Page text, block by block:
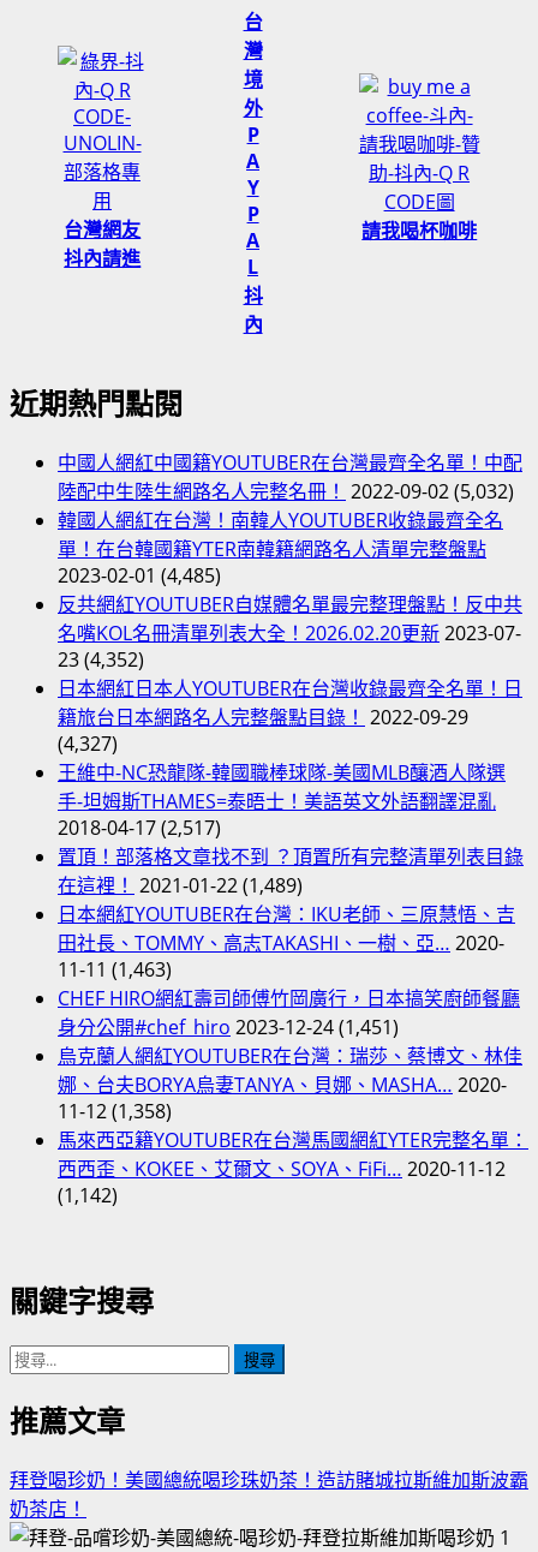
台灣網友
抖內請進
台
灣
境
外
P
A
Y
P
A
L
抖
內
請我喝杯咖啡
近期熱門點閱
中國人網紅中國籍YOUTUBER在台灣最齊全名單！中配
陸配中生陸生網路名人完整名冊！ 2022-09-02(5,032)
韓國人網紅在台灣！南韓人YOUTUBER收錄最齊全名
單！在台韓國籍YTER南韓籍網路名人清單完整盤點
2023-02-01 (4,485)
反共網紅YOUTUBER自媒體名單最完整理盤點！反中共
名嘴KOL名冊清單列表大全！2026.02.20更新2023-07-
23(4,352)
日本網紅日本人YOUTUBER在台灣收錄最齊全名單！日
籍旅台日本網路名人完整盤點目錄！ 2022-09-29
(4,327)
王維中-NC恐龍隊-韓國職棒球隊-美國MLB釀酒人隊選
手-坦姆斯THAMES=泰晤士！美語英文外語翻譯混亂
2018-04-17(2,517)
置頂！部落格文章找不到 ？頂置所有完整清單列表目錄
在這裡！ 2021-01-22(1,489)
日本網紅YOUTUBER在台灣：IKU老師、三原慧悟、吉
田社長、TOMMY、高志TAKASHI、一樹、亞… 2020-
11-11 (1,463)
CHEF HIRO網紅壽司師傅竹岡廣行，日本搞笑廚師餐廳
身分公開#chef_hiro 2023-12-24(1,451)
烏克蘭人網紅YOUTUBER在台灣：瑞莎、蔡博文、林佳
娜、台夫BORYA烏妻TANYA、貝娜、MASHA… 2020-
11-12(1,358)
馬來西亞籍YOUTUBER在台灣馬國網紅YTER完整名單：
西西歪、KOKEE、艾爾文、SOYA、FiFi… 2020-11-12
(1,142)
關鍵字搜尋
搜
關
鍵
字:
推薦文章
拜登喝珍奶！美國總統喝珍珠奶茶！造訪賭城拉斯維加斯波霸
奶茶店！
1